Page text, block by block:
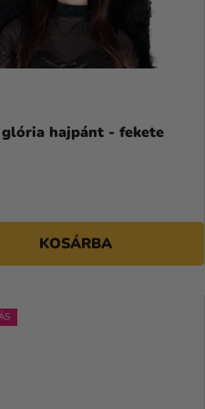
hajpánt - fekete
KOSÁRBA